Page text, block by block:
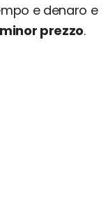
e denaro e
minor prezzo.